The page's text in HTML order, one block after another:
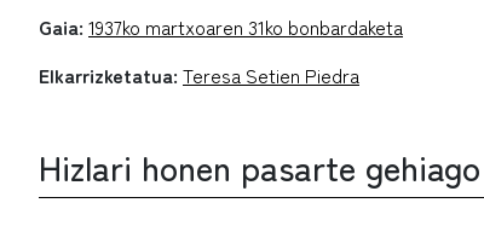
Gaia: 1937ko martxoaren 31ko bonbardaketa
Elkarrizketatua: Teresa Setien Piedra
Hizlari honen pasarte gehiago